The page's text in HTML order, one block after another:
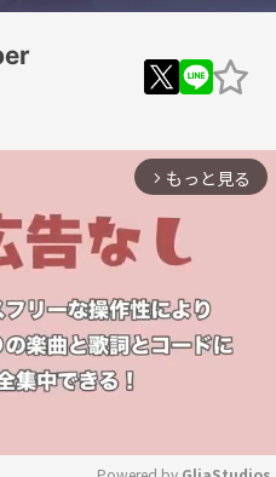
arrow_forward_ios もっと見る